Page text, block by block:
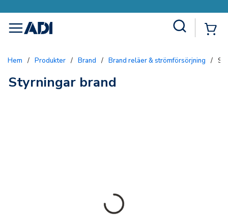
menu
Hem / Produkter / Brand / Brand reläer & strömförsörjning /
Styrningar brand